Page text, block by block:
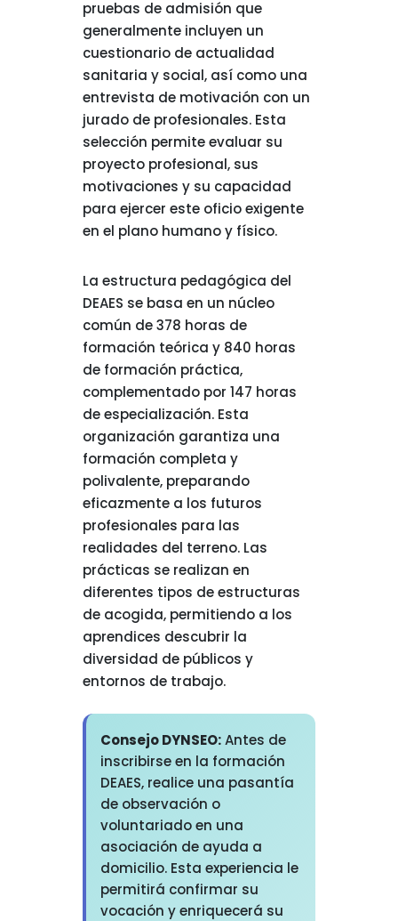
pruebas de admisión que
generalmente incluyen un
cuestionario de actualidad
sanitaria y social, así como una
entrevista de motivación con un
jurado de profesionales. Esta
selección permite evaluar su
proyecto profesional, sus
motivaciones y su capacidad
para ejercer este oficio exigente
en el plano humano y físico.
La estructura pedagógica del
DEAES se basa en un núcleo
común de 378 horas de
formación teórica y 840 horas
de formación práctica,
complementado por 147 horas
de especialización. Esta
organización garantiza una
formación completa y
polivalente, preparando
eficazmente a los futuros
profesionales para las
realidades del terreno. Las
prácticas se realizan en
diferentes tipos de estructuras
de acogida, permitiendo a los
aprendices descubrir la
diversidad de públicos y
entornos de trabajo.
Consejo DYNSEO:Antes de
inscribirse en la formación
DEAES, realice una pasantía
de observación o
voluntariado en una
asociación de ayuda a
domicilio. Esta experiencia le
permitirá confirmar su
vocación y enriquecerá su